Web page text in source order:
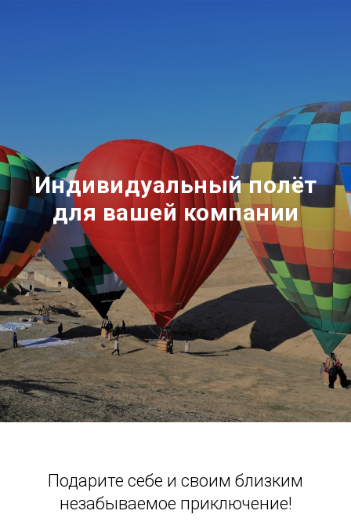
Индивидуальный полёт
для вашей компании
Подарите себе и своим близким
незабываемое приключение!